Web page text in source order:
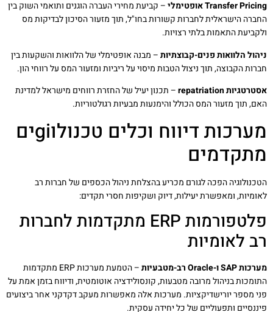
Transfer Pricing אופטימלי
– קביעת מחירי העברה הוגנים ותואמי השוק בין
החברה הישראלית לחברות קשורות בחו"ל, תוך מזעור הסיכון לבדיקות מס
ולקביעת התאמות בלתי רצויות.
ניהול הלוואות פנים-קבוצתיות– מבנה אופטימלי של הלוואות והשקעות בין
חברות הקבוצה, תוך ניצול הטבות מיסוי על ריביות ומזעור המס על רווחי הון.
אסטרטגיות repatriation
– תכנון יעיל של החזרת רווחים מישראל למדינת
האם, תוך מזעור המס הכולל והימנעות מבעיות רגולטוריות.
מערכות דיווח וכלים טכנולוgiים
מתקדמים
הטכנולוגיה הפכה לגורם מכריע בהצלחת ניהול הכספים של חברות רב
לאומיות, ומאפשרת יעילות, דיוק ושקיפות חסרי תקדים:
פלטפורמות ERP מתקדמות לחברות
רב לאומיות
מערכות SAP ו-Oracle רב-מטבעיות
– הטמעת מערכות ERP מתקדמות
התומכות בניהול מרובה מטבעות, קונסולידציה אוטומטית, ודיווח בזמן אמת על
פני מספר יורישדיקציות. מערכות אלה מאפשרות מעקב דקדקני אחר ביצועים
פיננסיים ותפעוליים של כל יחידה עסקית.